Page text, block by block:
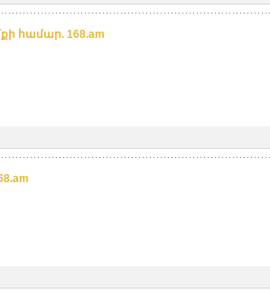
համար. 168.am